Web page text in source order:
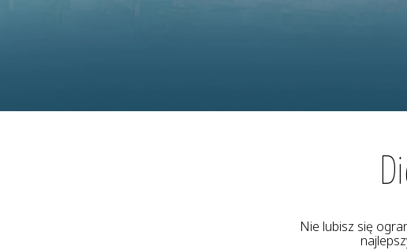
Nie lubisz się